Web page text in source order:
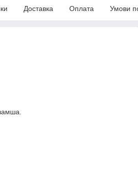
Доставка Оплата Умови